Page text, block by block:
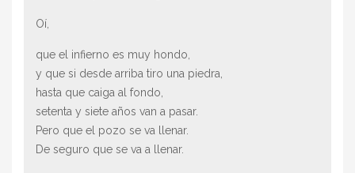
Oí,
que el infierno es muy hondo,
y que si desde arriba tiro una piedra,
hasta que caiga al fondo,
setenta y siete años van a pasar.
Pero que el pozo se va llenar.
De seguro que se va a llenar.